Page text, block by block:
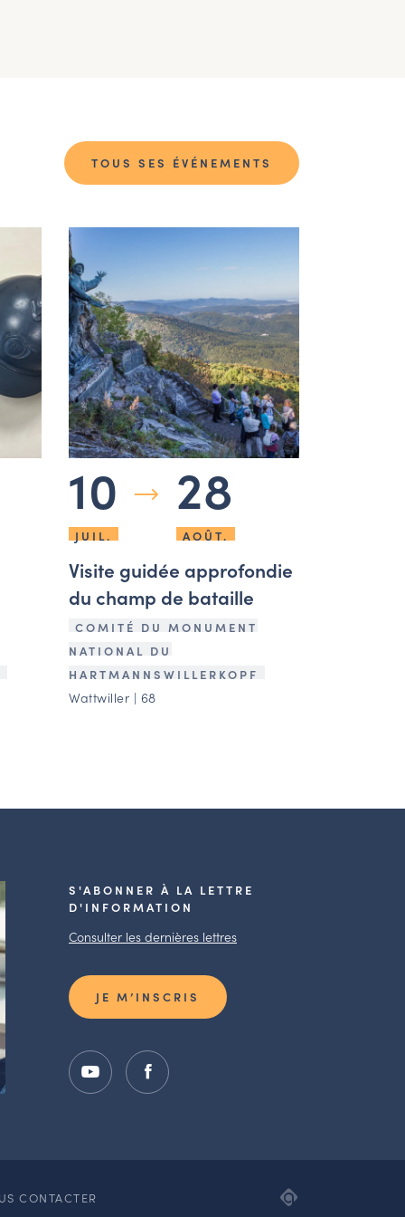
TOUS SES ÉVÉNEMENTS
10
JUIL.
28
AOÛT.
Visite guidée approfondie
du champ de bataille
COMITÉ DU MONUMENT
NATIONAL DU
HARTMANNSWILLERKOPF
Wattwiller | 68
S'ABONNER À LA LETTRE
D'INFORMATION
Consulter les dernières lettres
JE M’INSCRIS
CONTACTER